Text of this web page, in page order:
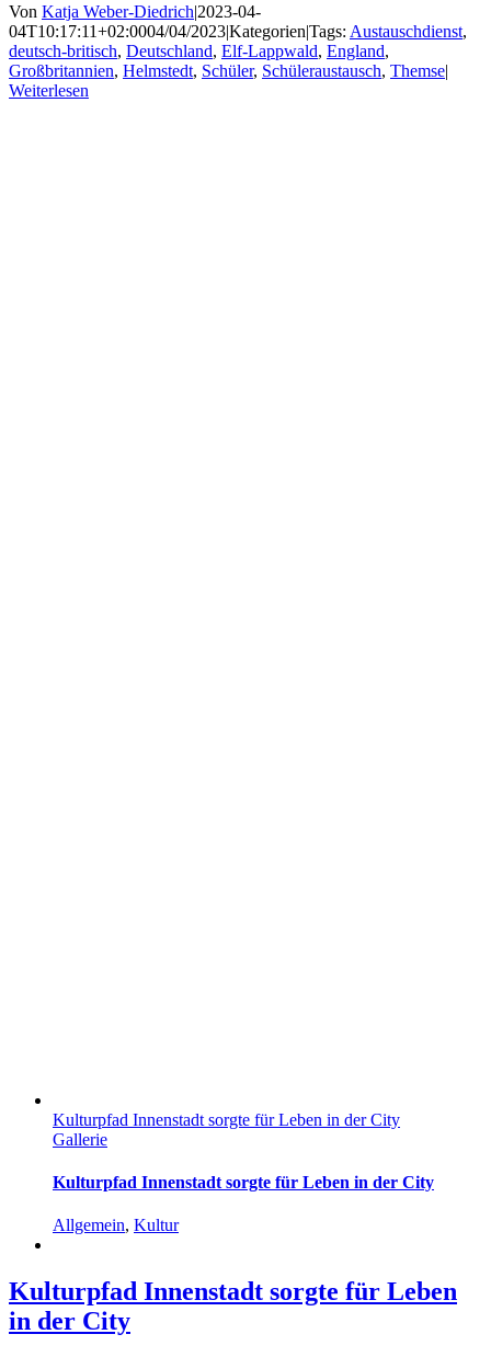
Von Katja Weber-Diedrich|2023-04-
04T10:17:11+02:0004/04/2023|Kategorien|Tags: Austauschdienst,
deutsch-britisch, Deutschland, Elf-Lappwald, England,
Großbritannien, Helmstedt, Schüler, Schüleraustausch, Themse|
Weiterlesen
Kulturpfad Innenstadt sorgte für Leben in der City
Gallerie
Kulturpfad Innenstadt sorgte für Leben in der City
Allgemein, Kultur
Kulturpfad Innenstadt sorgte für Leben
in der City